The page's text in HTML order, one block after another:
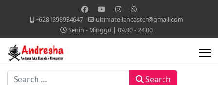
+6281398934647
ultimate.lancaster@gmail.com
Senin - Minggu | 09.00 - 24.00
Search Search